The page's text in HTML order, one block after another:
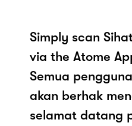
Simply scan
via the Atome
Semua
akan berhak
selamat datang